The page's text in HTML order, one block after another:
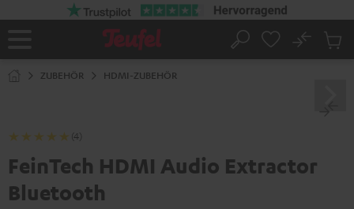
Startseite
Suche
No
ZUBEHÖR HDMI-ZUBEHÖR
(4)
FeinTech HDMI Audio Extractor
Bluetooth